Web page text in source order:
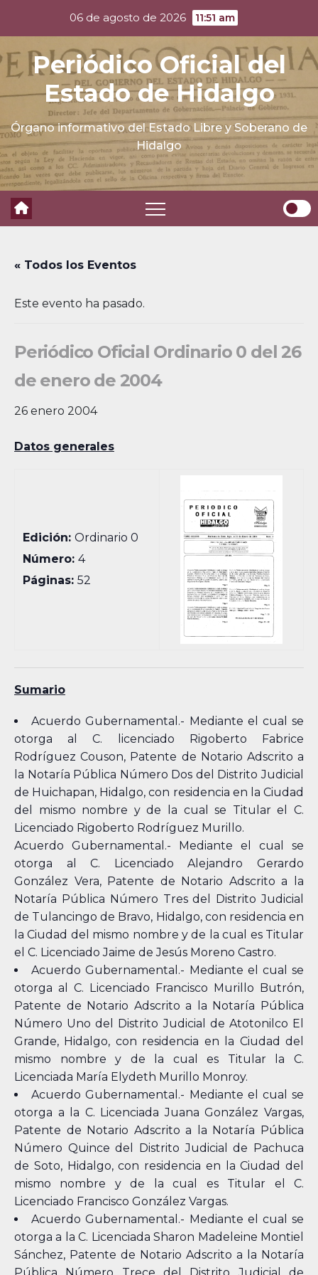
content
06 de agosto de 2026 11:51 am
Periódico Oficial del
Estado de Hidalgo
Órgano informativo del Estado Libre y Soberano de
Hidalgo
« Todos los Eventos
Este evento ha pasado.
Periódico Oficial Ordinario 0 del 26
de enero de 2004
26 enero 2004
Datos generales
Edición:Ordinario 0
Número:4
Páginas:52
Sumario
Acuerdo Gubernamental.- Mediante el cual se
otorga al C. licenciado Rigoberto Fabrice
Rodríguez Couson, Patente de Notario Adscrito a
la Notaría Pública Número Dos del Distrito Judicial
de Huichapan, Hidalgo, con residencia en la Ciudad
del mismo nombre y de la cual se Titular el C.
Licenciado Rigoberto Rodríguez Murillo.
Acuerdo Gubernamental.- Mediante el cual se
otorga al C. Licenciado Alejandro Gerardo
González Vera, Patente de Notario Adscrito a la
Notaría Pública Número Tres del Distrito Judicial
de Tulancingo de Bravo, Hidalgo, con residencia en
la Ciudad del mismo nombre y de la cual es Titular
el C. Licenciado Jaime de Jesús Moreno Castro.
Acuerdo Gubernamental.- Mediante el cual se
otorga al C. Licenciado Francisco Murillo Butrón,
Patente de Notario Adscrito a la Notaría Pública
Número Uno del Distrito Judicial de Atotonilco El
Grande, Hidalgo, con residencia en la Ciudad del
mismo nombre y de la cual es Titular la C.
Licenciada María Elydeth Murillo Monroy.
Acuerdo Gubernamental.- Mediante el cual se
otorga a la C. Licenciada Juana González Vargas,
Patente de Notario Adscrito a la Notaría Pública
Número Quince del Distrito Judicial de Pachuca
de Soto, Hidalgo, con residencia en la Ciudad del
mismo nombre y de la cual es Titular el C.
Licenciado Francisco González Vargas.
Acuerdo Gubernamental.- Mediante el cual se
otorga a la C. Licenciada Sharon Madeleine Montiel
Sánchez, Patente de Notario Adscrito a la Notaría